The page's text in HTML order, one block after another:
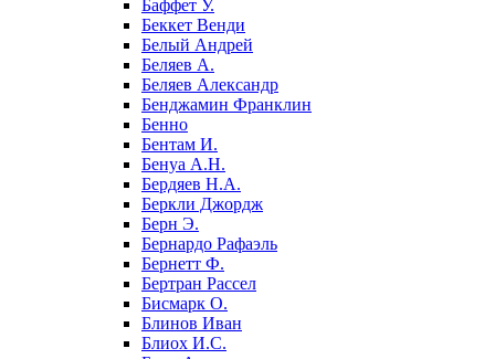
Баффет У.
Беккет Венди
Белый Андрей
Беляев А.
Беляев Александр
Бенджамин Франклин
Бенно
Бентам И.
Бенуа А.Н.
Бердяев Н.А.
Беркли Джордж
Берн Э.
Бернардо Рафаэль
Бернетт Ф.
Бертран Рассел
Бисмарк О.
Блинов Иван
Блиох И.С.